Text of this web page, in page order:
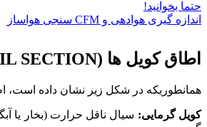
حتما بخوانید!
اندازه گیری هوادهی و CFM سنجی هواساز
اطاق کویل ها (OIL SECTION)
همانطوریکه در شکل زیر نشان داده
کویل گرمایی: سیال ناقل حرارت (بخار یا